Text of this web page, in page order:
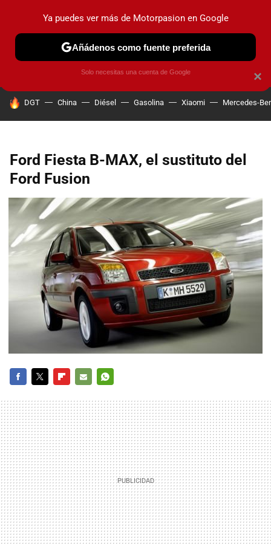
PRUEBAS COCHES ELÉCTRICOS OBSERVATORIO
HOY SE HABLA DE
DGT China Diésel Gasolina Xiaomi Mercedes-
Ford Fiesta B-MAX, el sustituto del
Ford Fusion
MAIL
×
Ya puedes ver más de Motorpasion en Google
Añádenos como fuente preferida
Solo necesitas una cuenta de Google